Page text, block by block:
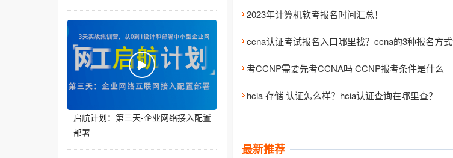
启航计划：第三天-企业网络接入配置
部署
2023年计算机软考报名时间汇总！
ccna认证考试报名入口哪里找？ccna的3种报名方
考CCNP需要先考CCNA吗 CCNP报考条件是什么
hcia 存储 认证怎么样？hcia认证查询在哪里查？
最新推荐